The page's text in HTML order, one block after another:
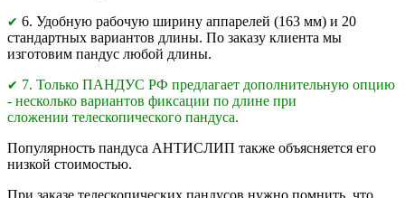
✔ 6. Удобную рабочую ширину аппарелей (163 мм) и 20
стандартных вариантов длины. По заказу клиента мы
изготовим пандус любой длины.
✔ 7. Только ПАНДУС РФ предлагает дополнительную опцию
- несколько вариантов фиксации по длине при
сложении телескопического пандуса.
Популярность пандуса АНТИСЛИП также объясняется его
низкой стоимостью.